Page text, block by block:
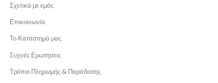
Σχετικά με εμάς
Επικοινωνία
Το Κατάστημά μας
Συχνές Ερωτήσεις
Τρόποι Πληρωμής & Παράδοσης